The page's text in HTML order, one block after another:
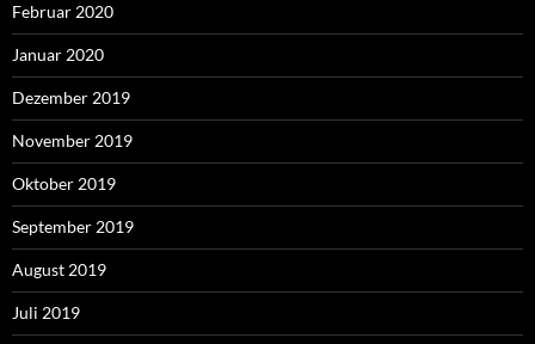
Februar 2020
Januar 2020
Dezember 2019
November 2019
Oktober 2019
September 2019
August 2019
Juli 2019